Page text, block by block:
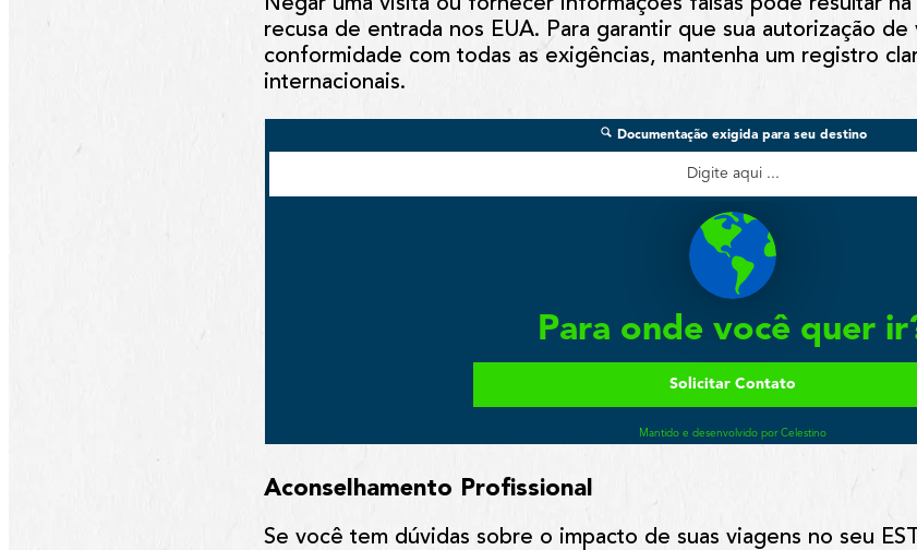
recusa de entrada nos EUA. Para garantir que sua autorização
conformidade com todas as exigências, mantenha um registro
internacionais.
Aconselhamento Profissional
Se você tem dúvidas sobre o impacto de suas viagens no seu